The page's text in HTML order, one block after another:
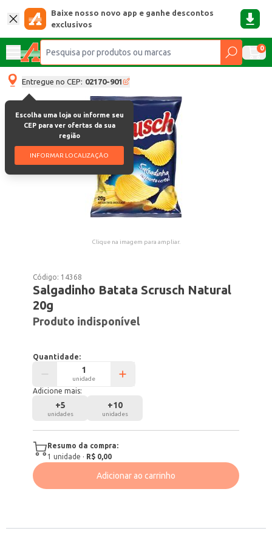
Baixe nosso novo app e ganhe descontos
exclusivos
0
Entregue no CEP: 02170-901
Escolha uma loja ou informe seu
CEP para ver ofertas da sua
região
INFORMAR LOCALIZAÇÃO
Clique na imagem para ampliar.
Código: 14368
Salgadinho Batata Scrusch Natural
20g
Produto indisponível
Quantidade:
unidade
Adicione mais:
+5
unidades
+10
unidades
Resumo da compra:
1 unidade · R$ 0,00
Adicionar ao carrinho